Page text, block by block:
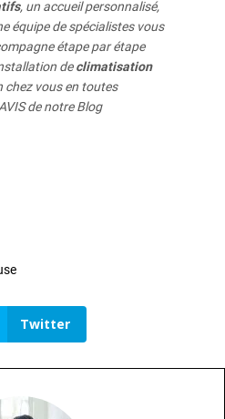
, un accueil personnalisé,
équipe de spécialistes vous
étape par étape
declimatisation
chez vous en toutes
de notre Blog
Twitter